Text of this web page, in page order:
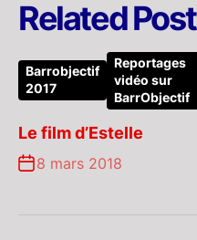
Related Post
Barrobjectif
2017
Reportages
vidéo sur
BarrObjectif
Le film d’Estelle
8 mars 2018